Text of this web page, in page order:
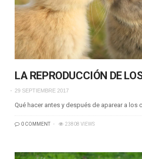
LA REPRODUCCIÓN DE
29 SEPTIEMBRE 2017
Qué hacer antes y después de aparear a los
0 COMMENT 23808 VIEWS